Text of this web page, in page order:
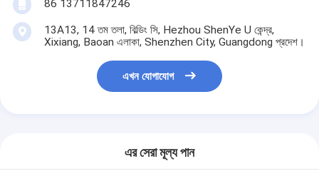
86 13711847246
13A13, 14 তম তলা, বিল্ডিং সি, Hezhou ShenYe U কেন্দ্র,
Xixiang, Baoan এলাকা, Shenzhen City, Guangdong প্রদেশ।
এখন যোগাযোগ
এর সেরা মূল্য পান